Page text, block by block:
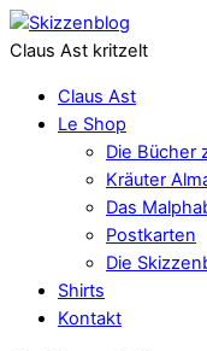
Claus Ast kritzelt
Claus Ast
Le Shop
Die Bücher
Kräuter
Das
Postkarten
Die
Shirts
Kontakt